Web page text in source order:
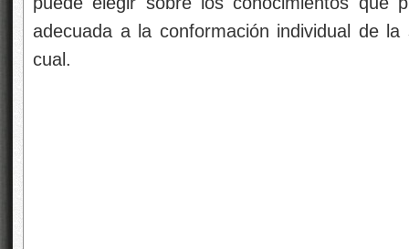
adecuada a la conformación individual de
cual.